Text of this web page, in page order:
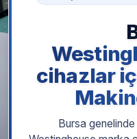
cihazlar
Bursa